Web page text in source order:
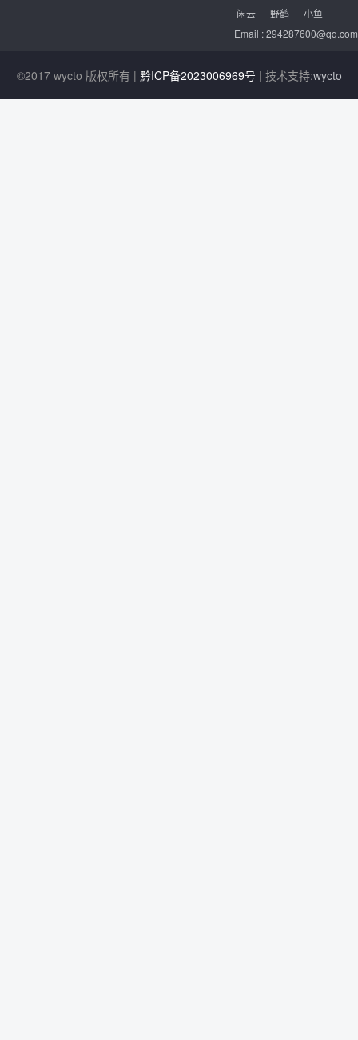
闲云 野鹤
小鱼
Email : 294287600@qq.com
©2017 wycto 版权所有 | 黔ICP备2023006969号 | 技术支持:wycto